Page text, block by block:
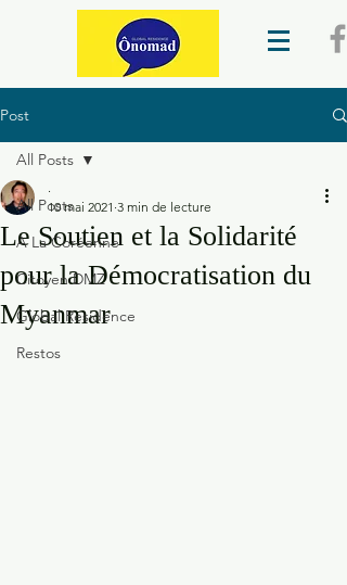
Post
All Posts
A La Coréenne
Citoyen DMZ
Global Residence
Restos
All Posts
Le Soutien et la Solidarité
pour la Démocratisation du
Myanmar
.
10 mai 2021 3 min de lecture